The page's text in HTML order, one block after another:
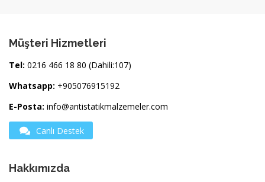
Müşteri Hizmetleri
Tel: 0216 466 18 80 (Dahili:107)
Whatsapp: +905076915192
E-Posta: info@antistatikmalzemeler.com
Canlı Destek
Hakkımızda